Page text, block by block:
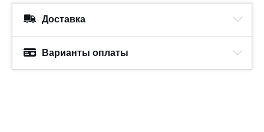
Доставка
Варианты оплаты